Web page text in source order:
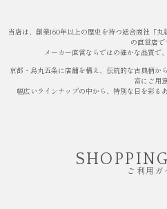
当店は、創業160年以上の歴史を持つ総合商社「
の直営店で
メーカー直営ならではの確かな品質で
京都・烏丸五条に店舗を構え、伝統的な古典柄か
富にご用意
幅広いラインナップの中から、特別な日を彩る
ご利用ガ